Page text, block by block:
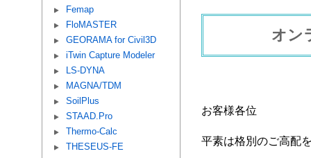
Femap
FloMASTER
GEORAMA for Civil3D
iTwin Capture Modeler
LS-DYNA
MAGNA/TDM
SoilPlus
STAAD.Pro
Thermo-Calc
THESEUS-FE
オン
お客様各位
平素は格別のご高配